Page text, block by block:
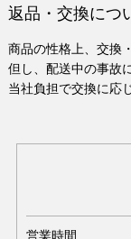
返品・交換につ
商品の性格上、交換
但し、配送中の事故
当社負担で交換に応
営業時間